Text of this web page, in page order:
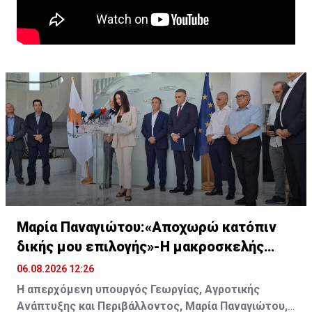
Μαρία Παναγιώτου:«Αποχωρώ κατόπιν
δικής μου επιλογής»-Η μακροσκελής
ομιλία της
06.08.2026 12:26
Η απερχόμενη υπουργός Γεωργίας, Αγροτικής
Ανάπτυξης και Περιβάλλοντος, Μαρία Παναγιώτου,